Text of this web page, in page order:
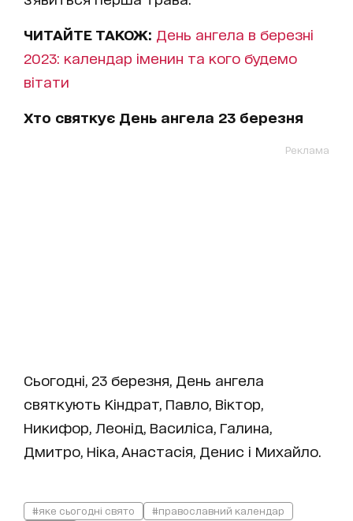
ЧИТАЙТЕ ТАКОЖ: День ангела в березні
2023: календар іменин та кого будемо
вітати
Хто святкує День ангела 23 березня
Реклама
Сьогодні, 23 березня, День ангела
святкують Кіндрат, Павло, Віктор,
Никифор, Леонід, Василіса, Галина,
Дмитро, Ніка, Анастасія, Денис і Михайло.
#яке сьогодні свято
#православний календар